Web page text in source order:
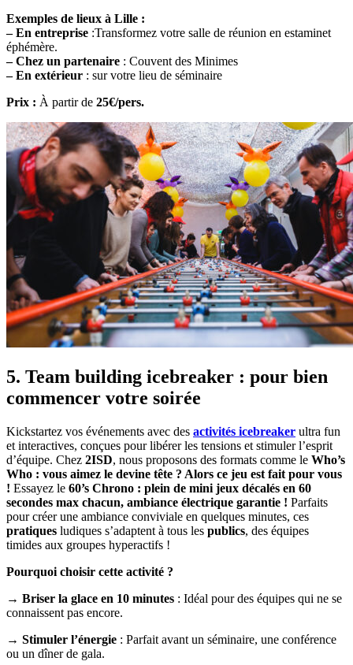
Exemples de lieux à Lille :
– En entreprise :Transformez votre salle de réunion en estaminet
éphémère.
– Chez un partenaire : Couvent des Minimes
– En extérieur : sur votre lieu de séminaire
Prix : À partir de 25€/pers.
5. Team building icebreaker : pour bien
commencer votre soirée
Kickstartez vos événements avec des activités icebreaker ultra fun
et interactives, conçues pour libérer les tensions et stimuler l’esprit
d’équipe. Chez 2ISD, nous proposons des formats comme le Who’s
Who : vous aimez le devine tête ? Alors ce jeu est fait pour vous
! Essayez le 60’s Chrono : plein de mini jeux décalés en 60
secondes max chacun, ambiance électrique garantie ! Parfaits
pour créer une ambiance conviviale en quelques minutes, ces
pratiques ludiques s’adaptent à tous les publics, des équipes
timides aux groupes hyperactifs !
Pourquoi choisir cette activité ?
→ Briser la glace en 10 minutes : Idéal pour des équipes qui ne se
connaissent pas encore.
→ Stimuler l’énergie : Parfait avant un séminaire, une conférence
ou un dîner de gala.